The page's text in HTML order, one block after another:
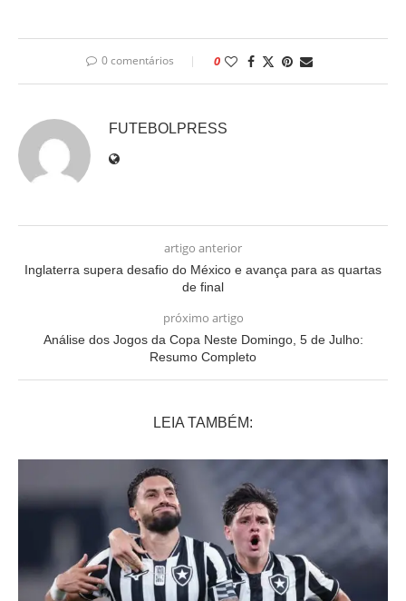
0 comentários 0
FUTEBOLPRESS
artigo anterior
Inglaterra supera desafio do México e avança para as quartas
de final
próximo artigo
Análise dos Jogos da Copa Neste Domingo, 5 de Julho:
Resumo Completo
LEIA TAMBÉM: